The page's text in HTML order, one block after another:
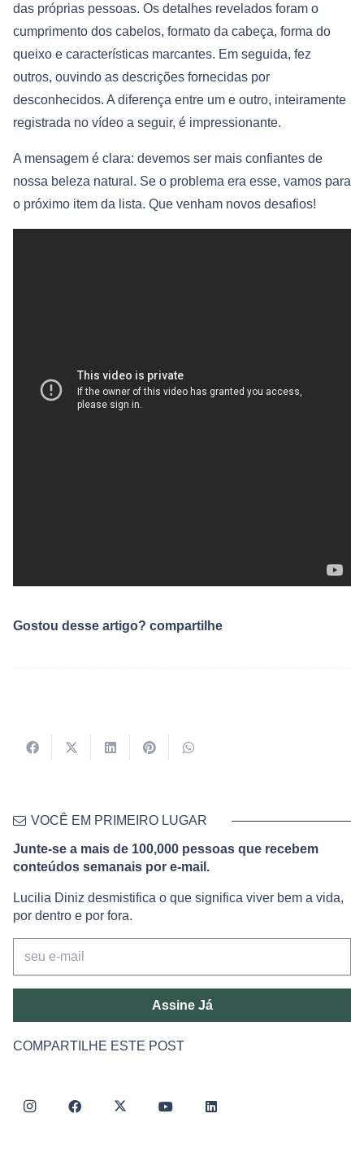
das próprias pessoas. Os detalhes revelados foram o
cumprimento dos cabelos, formato da cabeça, forma do
queixo e características marcantes. Em seguida, fez
outros, ouvindo as descrições fornecidas por
desconhecidos. A diferença entre um e outro, inteiramente
registrada no vídeo a seguir, é impressionante.
A mensagem é clara: devemos ser mais confiantes de
nossa beleza natural. Se o problema era esse, vamos para
o próximo item da lista. Que venham novos desafios!
Gostou desse artigo? compartilhe
VOCÊ EM PRIMEIRO LUGAR
Junte-se a mais de 100,000 pessoas que recebem
conteúdos semanais por e-mail.
Lucilia Diniz desmistifica o que significa viver bem a vida,
por dentro e por fora.
Assine Já
COMPARTILHE ESTE POST